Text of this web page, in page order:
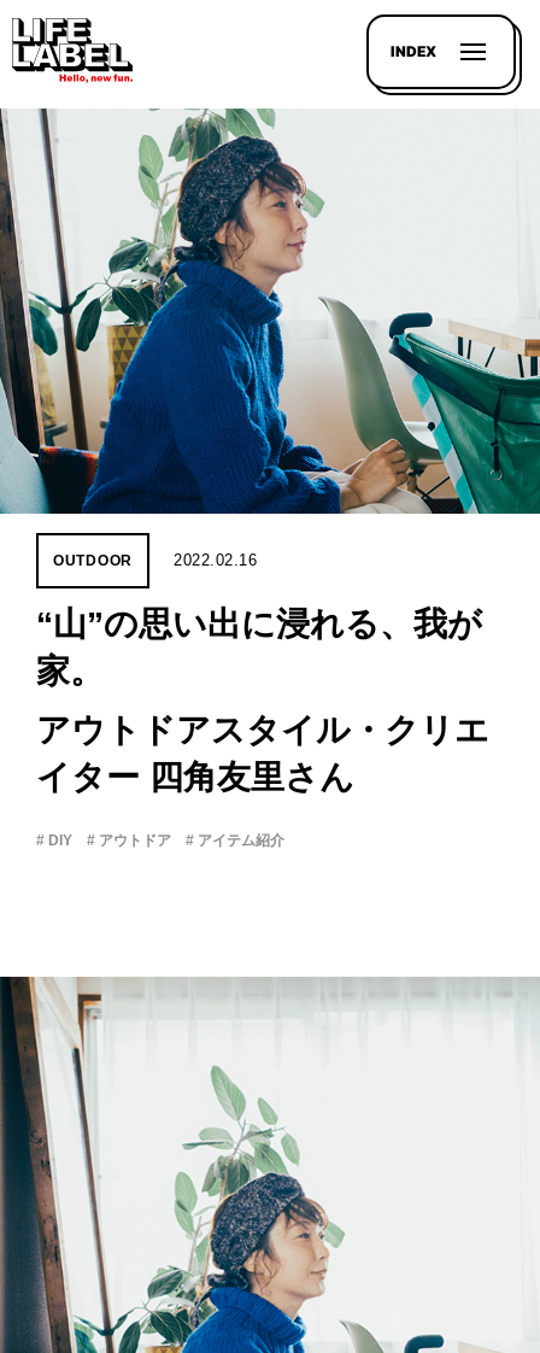
INDEX
LL
HOUSE
LINE-
PROJECT
LIFE
合わせ
OUTDOOR 2022.02.16
“山”の思い出に浸れる、我が
家。
アウトドアスタイル・クリエ
イター 四角友里さん
# DIY # アウトドア # アイテム紹介